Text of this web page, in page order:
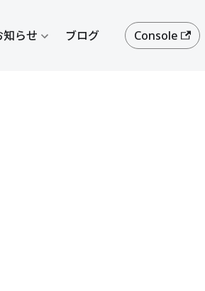
知らせ ブログ Console